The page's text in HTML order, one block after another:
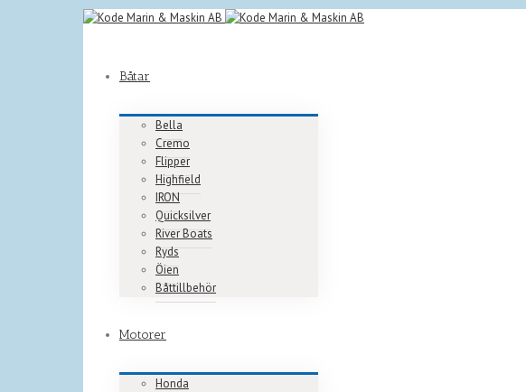
Båtar
Bella
Cremo
Flipper
Highfield
IRON
Quicksilver
River Boats
Ryds
Öien
Båttillbehör
Motorer
Honda